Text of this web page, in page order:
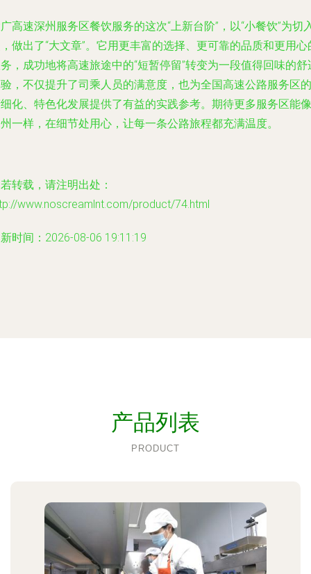
高速深州服务区餐饮服务的这次“上新台阶”，以“小餐饮”为切
做出了“大文章”。它用更丰富的选择、更可靠的品质和更用心
，成功地将高速旅途中的“短暂停留”转变为一段值得回味的舒
，不仅提升了司乘人员的满意度，也为全国高速公路服务区的
化、特色化发展提供了有益的实践参考。期待更多服务区能像
一样，在细节处用心，让每一条公路旅程都充满温度。
转载，请注明出处：
www.noscreamlnt.com/product/74.html
时间：2026-08-06 19:11:19
产品列表
PRODUCT